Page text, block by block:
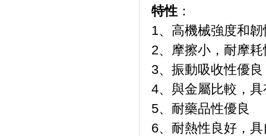
特性 ：
1、高機械強度和韌
2、摩擦小，耐摩
3、振動吸收性優
4、與金屬比較，
5、耐藥品性優良
6、耐熱性良好，